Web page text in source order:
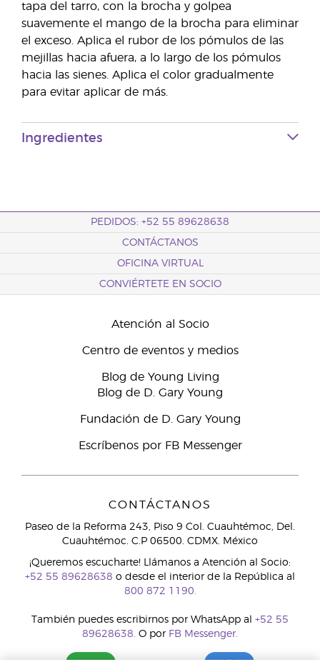
tapa del tarro, con la brocha y golpea
suavemente el mango de la brocha para eliminar
el exceso. Aplica el rubor de los pómulos de las
mejillas hacia afuera, a lo largo de los pómulos
hacia las sienes. Aplica el color gradualmente
para evitar aplicar de más.
Ingredientes
PEDIDOS: +52 55 89628638
CONTÁCTANOS
OFICINA VIRTUAL
CONVIÉRTETE EN SOCIO
Atención al Socio
Centro de eventos y medios
Blog de Young Living
Blog de D. Gary Young
Fundación de D. Gary Young
Escríbenos por FB Messenger
CONTÁCTANOS
Paseo de la Reforma 243, Piso 9 Col. Cuauhtémoc, Del.
Cuauhtémoc. C.P 06500. CDMX. México
¡Queremos escucharte! Llámanos a Atención al Socio:
+52 55 89628638 o desde el interior de la República al
800 872 1190.
También puedes escribirnos por WhatsApp al +52 55
89628638. O por FB Messenger.